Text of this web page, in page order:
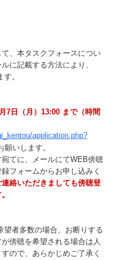
、本タスクフォースについ
に記載する方法により、
。
7日（月）13:00 まで（時間
application.php?
願いします。
てに、メールにてWEB傍聴
フォームからお申し込みく
絡いただきましても傍聴登
者多数の場合、お断りする
傍聴を希望される場合は人
ので、あらかじめご了承く